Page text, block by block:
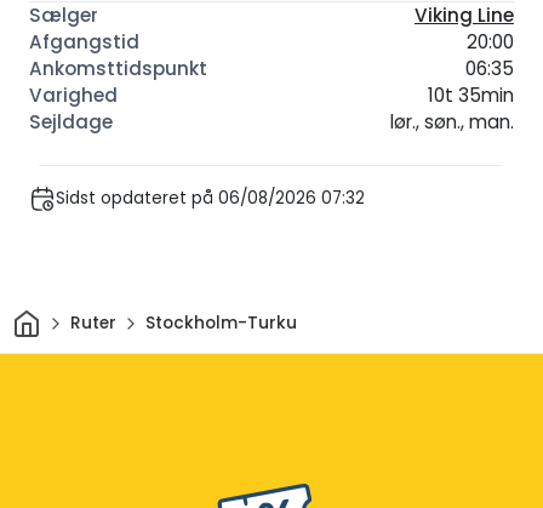
Viking Line
20:00
06:35
10t 35min
lør., søn., man.
Sidst opdateret på 06/08/2026 07:32
HjemRuter Stockholm-Turku